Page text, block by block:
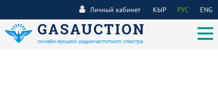
КЫР РУС ENG
Личный кабинет